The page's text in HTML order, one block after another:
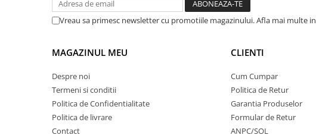
Vreau sa primesc newsletter cu promotiile magazinului. Afla mai multe in
MAGAZINUL MEU
Despre noi
Termeni si conditii
Politica de Confidentialitate
Politica de livrare
Contact
CLIENTI
Cum Cumpar
Politica de Retur
Garantia Produselor
Formular de Retur
ANPC/SOL